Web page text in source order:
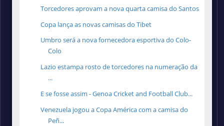
Torcedores aprovam a nova quarta camisa do Santos
Copa lança as novas camisas do Tibet
Umbro será a nova fornecedora esportiva do Colo-
Colo
Lazio estampa rosto de torcedores na numeração da
...
E se fosse assim - Genoa Cricket and Football Club...
Venezuela jogou a Copa América com a camisa do
Peñ...